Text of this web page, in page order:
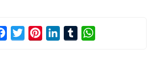
FacebookTwitterPinterestLinkedInTumblr